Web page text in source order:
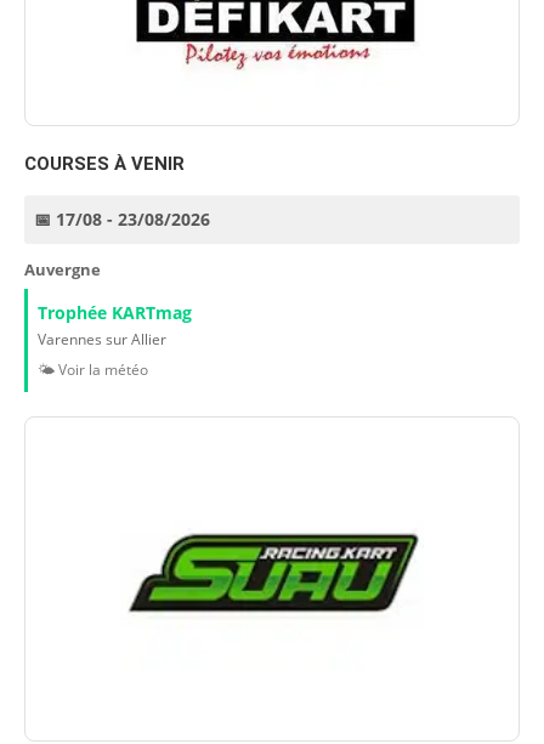
COURSES À VENIR
📅 17/08 - 23/08/2026
Auvergne
Trophée KARTmag
Varennes sur Allier
🌤️ Voir la météo